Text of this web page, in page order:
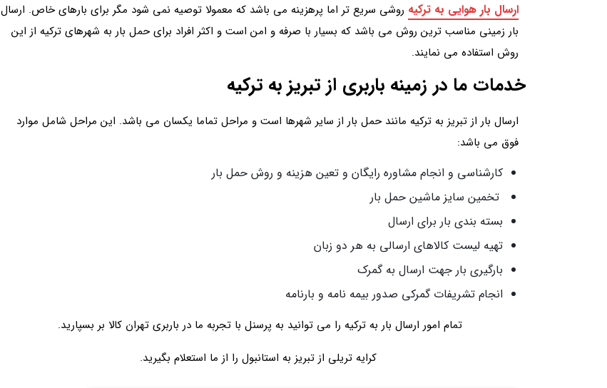
ارسال بار هوایی به ترکیه روشی سریع تر اما پرهزینه می باشد که معمولا توصیه نمی شود مگر برای بارهای خاص. ارسال
بار زمینی مناسب ترین روش می باشد که بسیار با صرفه و امن است و اکثر افراد برای حمل بار به شهرهای ترکیه از این
روش استفاده می نمایند.
خدمات ما در زمینه باربری از تبریز به ترکیه
ارسال بار از تبریز به ترکیه مانند حمل بار از سایر شهرها است و مراحل تماما یکسان می باشد. این مراحل شامل موارد
فوق می باشد:
کارشناسی و انجام مشاوره رایگان و تعین هزینه و روش حمل بار
تخمین سایز ماشین حمل بار
بسته بندی بار برای ارسال
تهیه لیست کالاهای ارسالی به هر دو زبان
بارگیری بار جهت ارسال به گمرک
انجام تشریفات گمرکی صدور بیمه نامه و بارنامه
تمام امور ارسال بار به ترکیه را می توانید به پرسنل با تجربه ما در باربری تهران کالا بر بسپارید.
کرایه تریلی از تبریز به استانبول را از ما استعلام بگیرید.